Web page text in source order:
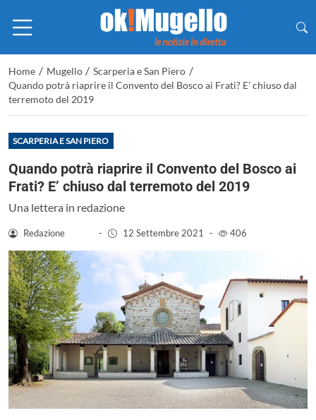
Home / Mugello / Scarperia e San Piero /
Quando potrà riaprire il Convento del Bosco ai Frati? E’ chiuso dal
terremoto del 2019
SCARPERIA E SAN PIERO
Quando potrà riaprire il Convento del Bosco ai
Frati? E’ chiuso dal terremoto del 2019
Una lettera in redazione
Redazione - 12 Settembre 2021 - 406